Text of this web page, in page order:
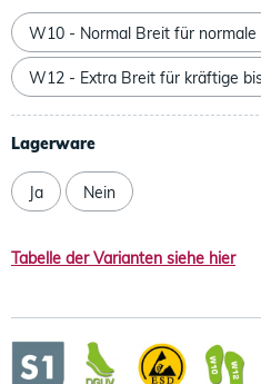
W10 - Normal Breit für normale
W12 - Extra Breit für kräftige
Lagerware
Ja Nein
Tabelle der Varianten siehe hier